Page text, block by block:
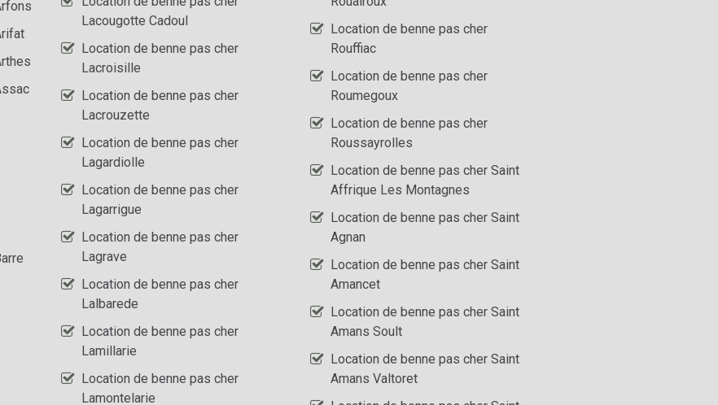
Lacougotte Cadoul
Location de benne pas cher
Lacroisille
Location de benne pas cher
Lacrouzette
Location de benne pas cher
Lagardiolle
Location de benne pas cher
Lagarrigue
Location de benne pas cher
Lagrave
Location de benne pas cher
Lalbarede
Location de benne pas cher
Lamillarie
Location de benne pas cher
Lamontelarie
Location de benne pas cher
Rouffiac
Location de benne pas cher
Roumegoux
Location de benne pas cher
Roussayrolles
Location de benne pas cher Saint
Affrique Les Montagnes
Location de benne pas cher Saint
Agnan
Location de benne pas cher Saint
Amancet
Location de benne pas cher Saint
Amans Soult
Location de benne pas cher Saint
Amans Valtoret